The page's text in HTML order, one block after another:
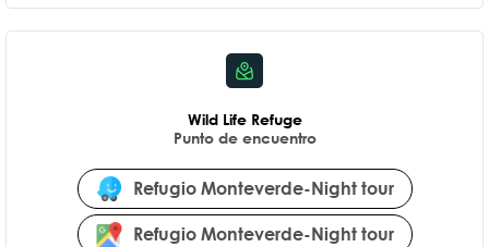
Wild Life Refuge
Punto de encuentro
Refugio Monteverde-Night tour
Refugio Monteverde-Night tour